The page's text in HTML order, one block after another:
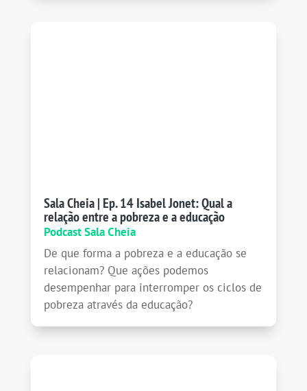
Sala Cheia | Ep. 14 Isabel Jonet: Qual a
relação entre a pobreza e a educação
Podcast Sala Cheia
De que forma a pobreza e a educação se
relacionam? Que ações podemos
desempenhar para interromper os ciclos de
pobreza através da educação?